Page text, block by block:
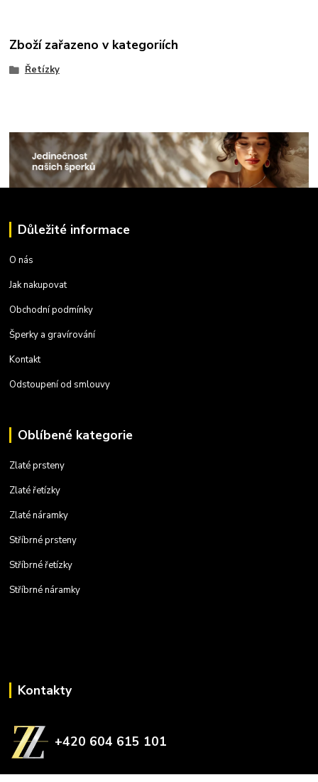
Zboží zařazeno v kategoriích
Řetízky
Důležité informace
O nás
Jak nakupovat
Obchodní podmínky
Šperky a gravírování
Kontakt
Odstoupení od smlouvy
Oblíbené kategorie
Zlaté prsteny
Zlaté řetízky
Zlaté náramky
Stříbrné prsteny
Stříbrné řetízky
Stříbrné náramky
Kontakty
+420 604 615 101